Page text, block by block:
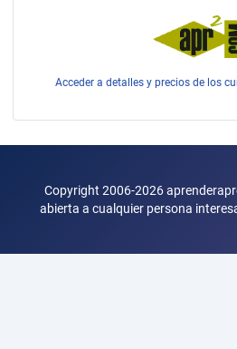
Acceder a detalles y precios de los
Copyright 2006-2026
abierta a cualquier persona